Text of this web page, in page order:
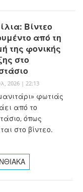
Βίντεο
από τη
της φονικής
στο
2026 | 22:13
φωτιάς
από το
όπως
στο βίντεο.